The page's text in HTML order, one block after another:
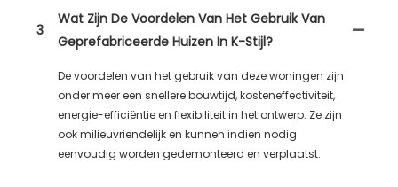
3
Wat Zijn De Voordelen Van Het Gebruik Van
Geprefabriceerde Huizen In K-Stijl?
De voordelen van het gebruik van deze woningen zijn
onder meer een snellere bouwtijd, kosteneffectiviteit,
energie-efficiëntie en flexibiliteit in het ontwerp. Ze zijn
ook milieuvriendelijk en kunnen indien nodig
eenvoudig worden gedemonteerd en verplaatst.